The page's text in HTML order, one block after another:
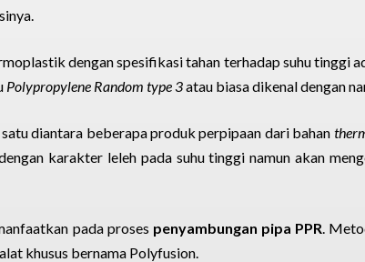
dengan spesifikasi tahan terhadap suhu tinggi
Polypropylene Random type 3atau biasa dikenal dengan
diantara beberapa produk perpipaan dari bahan
karakter leleh pada suhu tinggi namun akan
pada proses penyambungan pipa PPR.
khusus bernama Polyfusion.